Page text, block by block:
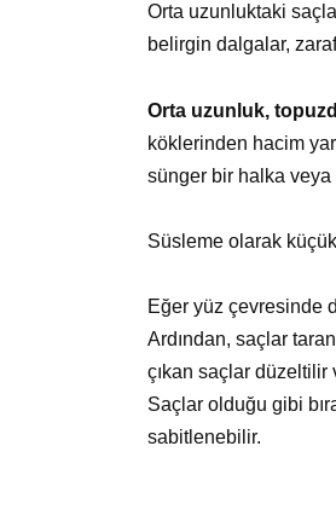
Orta uzunluktaki
belirgin dalgalar,
Orta uzunluk,
köklerinden hacim
sünger bir halka
Süsleme olarak
Eğer yüz çevresinde
Ardından, saçlar
çıkan saçlar düzeltilir
Saçlar olduğu gibi
sabitlenebilir.